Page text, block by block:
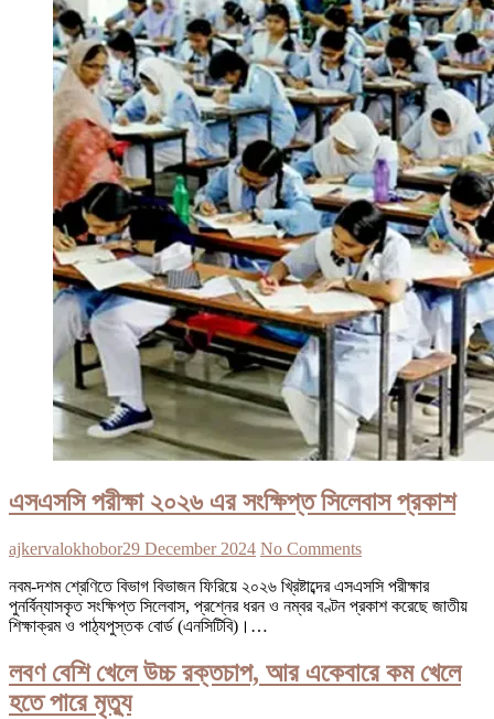
এসএসসি পরীক্ষা ২০২৬ এর সংক্ষিপ্ত সিলেবাস প্রকাশ
ajkervalokhobor29 December 2024 No Comments
নবম-দশম শ্রেণিতে বিভাগ বিভাজন ফিরিয়ে ২০২৬ খ্রিষ্টাব্দের এসএসসি পরীক্ষার
পুনর্বিন্যাসকৃত সংক্ষিপ্ত সিলেবাস, প্রশ্নের ধরন ও নম্বর বণ্টন প্রকাশ করেছে জাতীয়
শিক্ষাক্রম ও পাঠ্যপুস্তক বোর্ড (এনসিটিবি)।…
লবণ বেশি খেলে উচ্চ রক্তচাপ, আর একেবারে কম খেলে
হতে পারে মৃত্যু